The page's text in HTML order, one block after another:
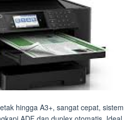
hingga A3+, sangat cepat, sistem